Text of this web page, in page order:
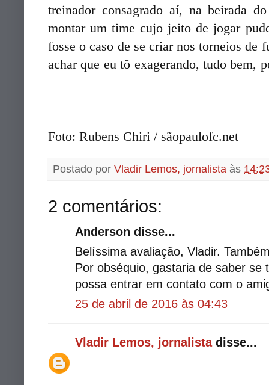
treinador consagrado aí, na beirada
montar um time cujo jeito de jogar
fosse o caso de se criar nos torneios de
achar que eu tô exagerando, tudo bem,
Foto: Rubens Chiri / sãopaulofc.net
Postado por Vladir Lemos, jornalista às
2 comentários:
Anderson disse...
Belíssima avaliação, Vladir.
Por obséquio, gastaria de saber
possa entrar em contato com o
25 de abril de 2016 às 04:43
Vladir Lemos, jornalistadisse...